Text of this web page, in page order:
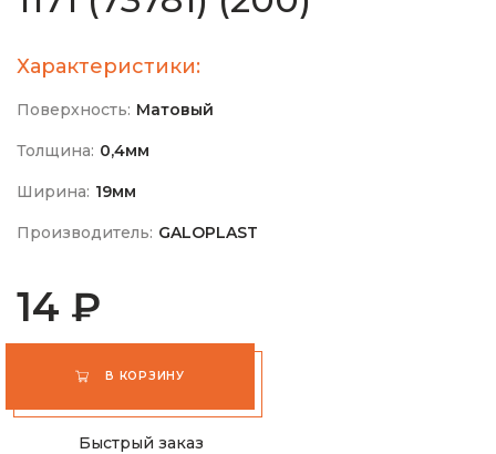
Характеристики:
Поверхность: Матовый
Толщина: 0,4мм
Ширина: 19мм
Производитель: GALOPLAST
14 ₽
В КОРЗИНУ
Быстрый заказ